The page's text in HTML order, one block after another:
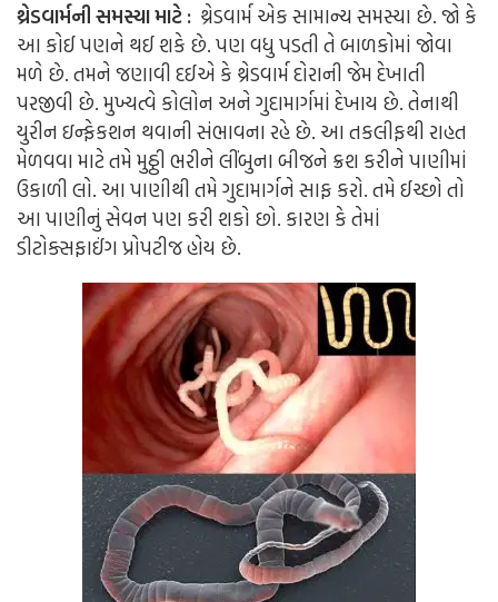
થ્રેડવાર્મની સમસ્યા માટે : થ્રેડવાર્મ એક સામાન્ય સમસ્યા છે. જો કે
આ કોઈ પણને થઈ શકે છે. પણ વધુ પડતી તે બાળકોમાં જોવા
મળે છે. તમને જણાવી દઈએ કે થ્રેડવાર્મ દોરાની જેમ દેખાતી
પરજીવી છે. મુખ્યત્વે કોલોન અને ગુદામાર્ગમાં દેખાય છે. તેનાથી
યુરીન ઇન્ફેકશન થવાની સંભાવના રહે છે. આ તકલીફથી રાહત
મેળવવા માટે તમે મુઠ્ઠી ભરીને લીંબુના બીજને ક્રશ કરીને પાણીમાં
ઉકાળી લો. આ પાણીથી તમે ગુદામાર્ગને સાફ કરો. તમે ઈચ્છો તો
આ પાણીનું સેવન પણ કરી શકો છો. કારણ કે તેમાં
ડીટોક્સફાઈંગ પ્રોપટીજ હોય છે.